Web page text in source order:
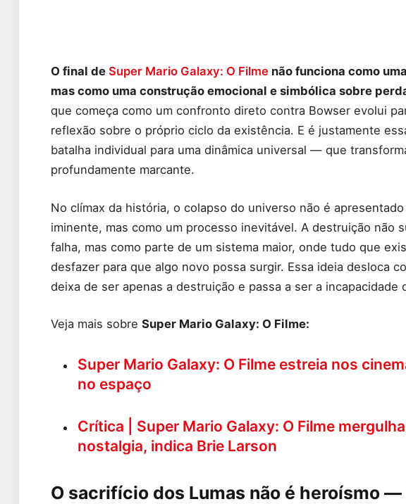
O final de Super Mario Galaxy: O Filme não funciona como
mas como uma construção emocional e simbólica sobre
que começa como um confronto direto contra Bowser evolui
reflexão sobre o próprio ciclo da existência. E é justamente
batalha individual para uma dinâmica universal — que
profundamente marcante.
No clímax da história, o colapso do universo não é
iminente, mas como um processo inevitável. A destruição não
falha, mas como parte de um sistema maior, onde tudo que
desfazer para que algo novo possa surgir. Essa ideia desloca
deixa de ser apenas a destruição e passa a ser a
Veja mais sobre Super Mario Galaxy: O Filme:
Super Mario Galaxy: O Filme estreia nos
no espaço
Crítica | Super Mario Galaxy: O Filme
nostalgia, indica Brie Larson
O sacrifício dos Lumas não é heroísmo